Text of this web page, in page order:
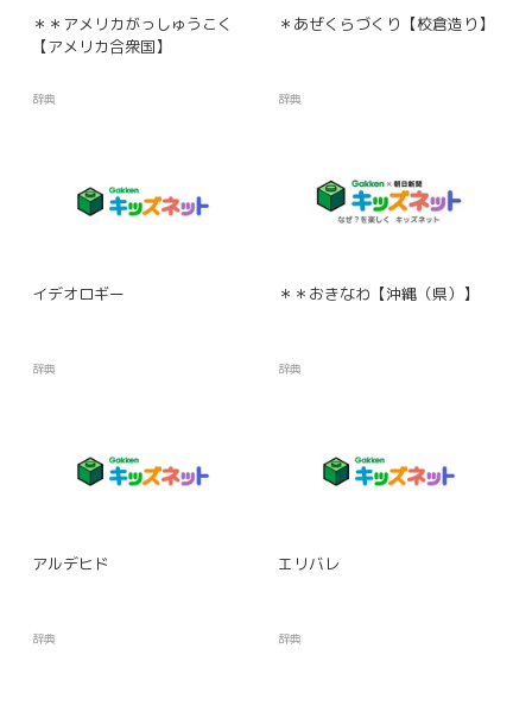
＊＊アメリカがっしゅうこく
【アメリカ合衆国】
辞典
＊あぜくらづくり【校倉造り】
辞典
イデオロギー
辞典
＊＊おきなわ【沖縄（県）】
辞典
アルデヒド
辞典
エリバレ
辞典